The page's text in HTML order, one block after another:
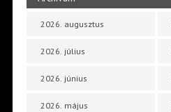
2026. augusztus
2026. július
2026. június
2026. május